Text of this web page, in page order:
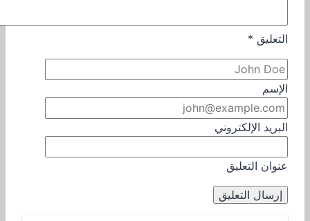
التعليق *
الإسم
البريد الإلكتروني
عنوان التعليق